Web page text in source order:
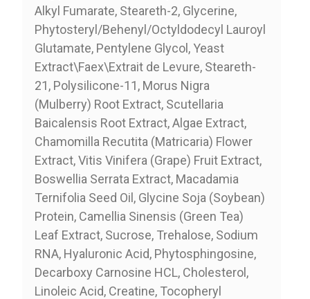
Alkyl Fumarate, Steareth-2, Glycerine,
Phytosteryl/Behenyl/Octyldodecyl Lauroyl
Glutamate, Pentylene Glycol, Yeast
Extract\Faex\Extrait de Levure, Steareth-
21, Polysilicone-11, Morus Nigra
(Mulberry) Root Extract, Scutellaria
Baicalensis Root Extract, Algae Extract,
Chamomilla Recutita (Matricaria) Flower
Extract, Vitis Vinifera (Grape) Fruit Extract,
Boswellia Serrata Extract, Macadamia
Ternifolia Seed Oil, Glycine Soja (Soybean)
Protein, Camellia Sinensis (Green Tea)
Leaf Extract, Sucrose, Trehalose, Sodium
RNA, Hyaluronic Acid, Phytosphingosine,
Decarboxy Carnosine HCL, Cholesterol,
Linoleic Acid, Creatine, Tocopheryl